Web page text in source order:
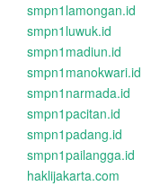
smpn1lamongan.id
smpn1luwuk.id
smpn1madiun.id
smpn1manokwari.id
smpn1narmada.id
smpn1pacitan.id
smpn1padang.id
smpn1pailangga.id
haklijakarta.com